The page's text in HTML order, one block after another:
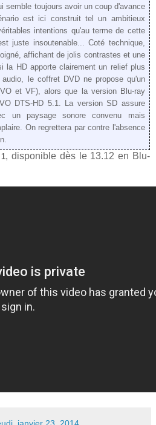
semble toujours avoir un coup d'avance
est ici construit tel un ambitieux
intentions qu'au terme de cette
juste insoutenable... Coté technique,
affichant de jolis contrastes et une
la HD apporte clairement un relief plus
le coffret DVD ne propose qu'un
et VF), alors que la version Blu-ray
DTS-HD 5.1. La version SD assure
un paysage sonore convenu mais
On regrettera par contre l'absence
, disponible dès le 13.12 en Blu-